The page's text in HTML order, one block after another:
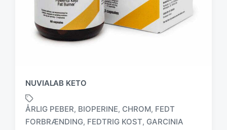
NUVIALAB KETO
ÅRLIG PEBER, BIOPERINE, CHROM, FEDT
FORBRÆNDING, FEDTRIG KOST, GARCINIA